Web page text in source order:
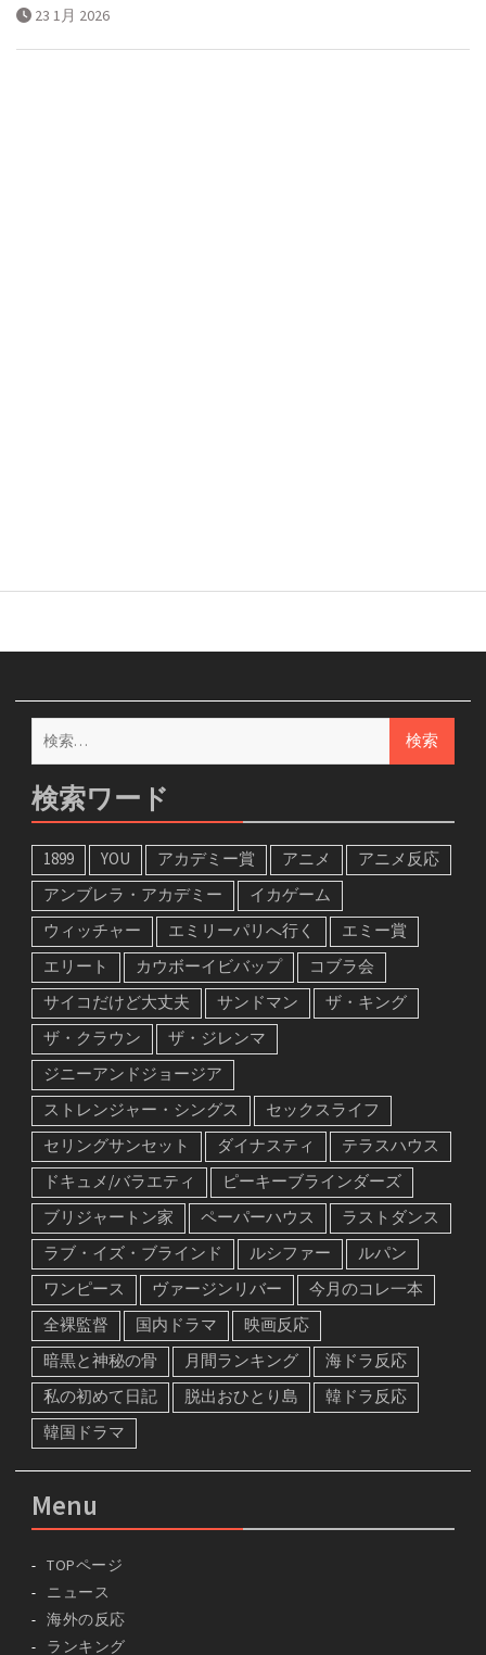
23 1月 2026
検
索:
検索ワード
1899 YOU アカデミー賞 アニメ
アニメ反応
アンブレラ・アカデミー
イカゲーム
ウィッチャー
エミリーパリへ行く
エミー賞
エリート
カウボーイビバップ
コブラ会
サイコだけど大丈夫
サンドマン
ザ・キング
ザ・クラウン
ザ・ジレンマ
ジニーアンドジョージア
ストレンジャー・シングス
セックスライフ
セリングサンセット
ダイナスティ
テラスハウス
ドキュメ/バラエティ
ピーキーブラインダーズ
ブリジャートン家
ペーパーハウス
ラストダンス
ラブ・イズ・ブラインド
ルシファー
ルパン
ワンピース
ヴァージンリバー
今月のコレ一本
全裸監督
国内ドラマ
映画反応
暗黒と神秘の骨
月間ランキング
海ドラ反応
私の初めて日記
脱出おひとり島
韓ドラ反応
韓国ドラマ
Menu
TOPページ
ニュース
海外の反応
ランキング